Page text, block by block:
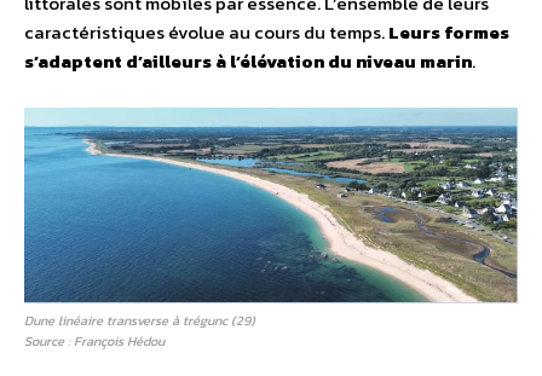
caractéristiques évolue au cours du temps.Leurs formes
s’adaptent d’ailleurs à l’élévation du niveau marin.
Dune linéaire transverse à trégunc (29)
Source : François Hédou